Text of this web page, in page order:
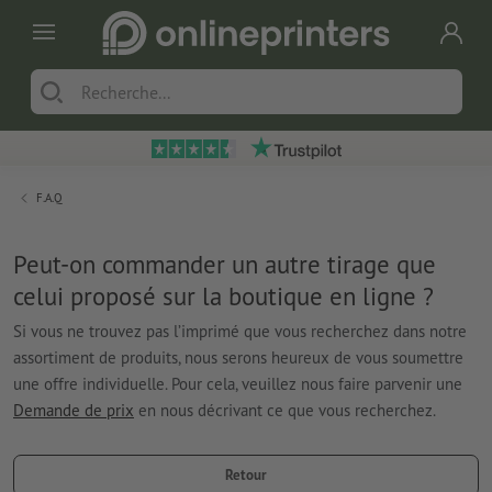
F.A.Q
Peut-on commander un autre tirage que
celui proposé sur la boutique en ligne ?
Si vous ne trouvez pas l’imprimé que vous recherchez dans notre
assortiment de produits, nous serons heureux de vous soumettre
une offre individuelle. Pour cela, veuillez nous faire parvenir une
Demande de prix en nous décrivant ce que vous recherchez.
Retour